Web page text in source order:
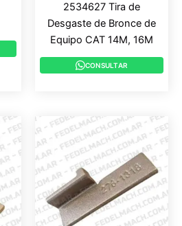
2534627 Tira de
Desgaste de Bronce de
Equipo CAT 14M, 16M
CONSULTAR